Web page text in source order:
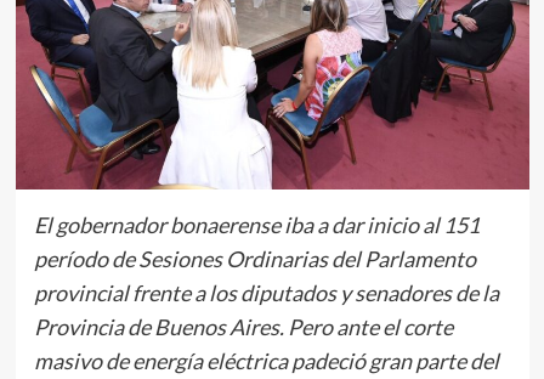
El gobernador bonaerense iba a dar inicio al 151
período de Sesiones Ordinarias del Parlamento
provincial frente a los diputados y senadores de la
Provincia de Buenos Aires. Pero ante el corte
masivo de energía eléctrica padeció gran parte del